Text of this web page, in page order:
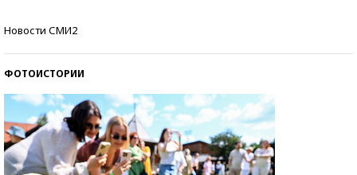
Новости СМИ2
ФОТОИСТОРИИ